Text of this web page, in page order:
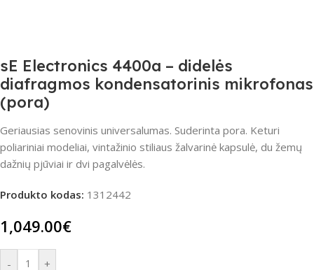
sE Electronics 4400a – didelės
diafragmos kondensatorinis mikrofonas
(pora)
Geriausias senovinis universalumas. Suderinta pora. Keturi
poliariniai modeliai, vintažinio stiliaus žalvarinė kapsulė, du žemų
dažnių pjūviai ir dvi pagalvėlės.
Produkto kodas: 1312442
1,049.00€
- +